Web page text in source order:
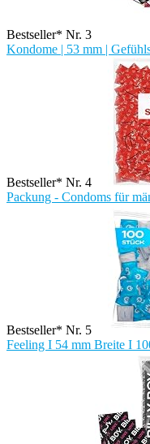
Bestseller* Nr. 3
Kondome | 53 mm |
Bestseller* Nr. 4
Packung - Condoms für
Bestseller* Nr. 5
Feeling I 54 mm Breite I